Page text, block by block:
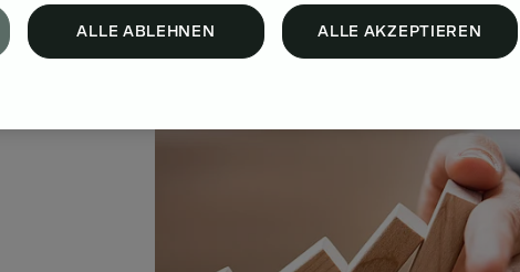
ALLE ABLEHNEN ALLE AKZEPTIEREN